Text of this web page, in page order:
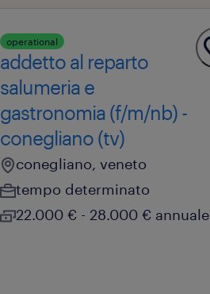
operational
addetto al reparto
salumeria e
gastronomia (f/m/nb) -
conegliano (tv)
conegliano, veneto
tempo determinato
22.000 € - 28.000 € annuale